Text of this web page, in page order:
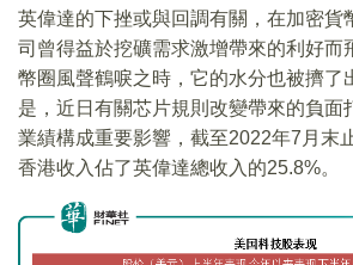
英偉達的下挫或與回調有關，在加密貨
司曾得益於挖礦需求激增帶來的利好而
幣圈風聲鶴唳之時，它的水分也被擠了
是，近日有關芯片規則改變帶來的負面
業績構成重要影響，截至2022年7月末
香港收入佔了英偉達總收入的25.8%。